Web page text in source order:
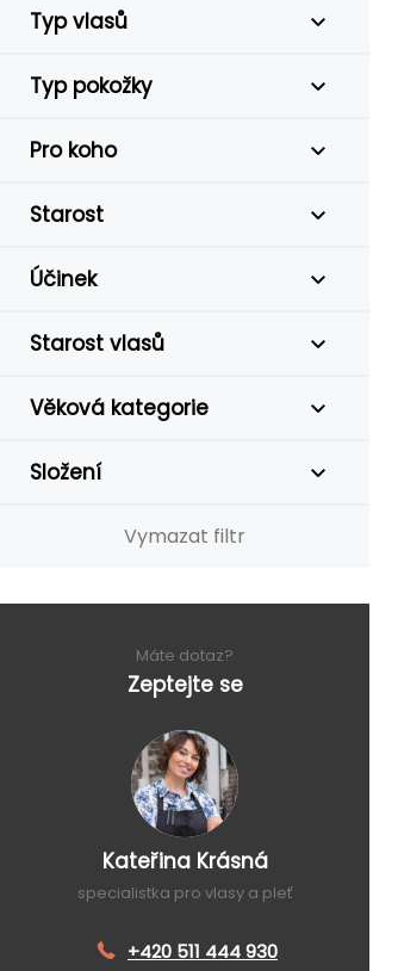
Typ vlasů
Typ pokožky
Pro koho
Starost
Účinek
Starost vlasů
Věková kategorie
Složení
Vymazat filtr
Máte dotaz?
Zeptejte se
Kateřina Krásná
specialistka pro vlasy a pleť
+420 511 444 930